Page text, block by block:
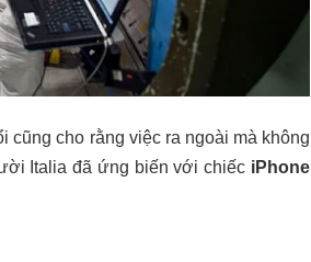
cho rằng việc ra ngoài mà không
Italia đã ứng biến với chiếc iPhone